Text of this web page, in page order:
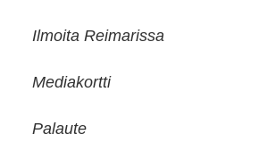
Ilmoita Reimarissa
Mediakortti
Palaute